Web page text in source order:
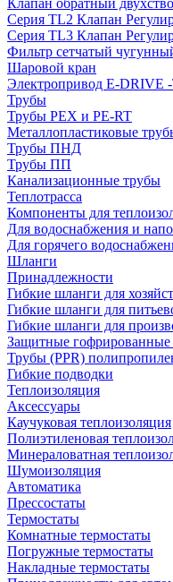
Клапан обратный
Серия TL2 Клапан
Серия TL3 Клапан
Фильтр сетчатый
Шаровой кран
Электропривод E-DRIVE
Трубы
Трубы PEX и PE-RT
Металлопластиковые
Трубы ПНД
Трубы ПП
Канализационные трубы
Теплотрасса
Компоненты для
Для водоснабжения и
Для горячего
Шланги
Принадлежности
Гибкие шланги для
Гибкие шланги для
Гибкие шланги для
Защитные гофрированные
Трубы (РРR)
Гибкие подводки
Теплоизоляция
Аксессуары
Каучуковая теплоизоляция
Полиэтиленовая
Минераловатная
Шумоизоляция
Автоматика
Прессостаты
Термостаты
Комнатные термостаты
Погружные термостаты
Накладные термостаты